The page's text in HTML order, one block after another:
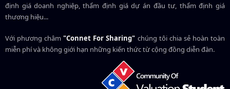
định giá doanh nghiệp, thẩm định giá dự án đầu tư, thẩm định giá
thương hiệu...
Với phương châm"Connet For Sharing" chúng tôi chia sẻ hoàn toàn
miễn phí và không giới hạn những kiến thức từ cộng đồng diễn đàn.